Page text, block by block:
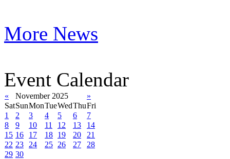
More News
Event Calendar
« November 2025
»
SatSunMonTueWedThuFri
1
2 3 4 5 6
7
8
9 10 11 12 13
14
15 16 17 18 19 20
21
22 23 24 25 26 27
28
29 30